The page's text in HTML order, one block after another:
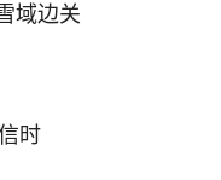
域边关
时